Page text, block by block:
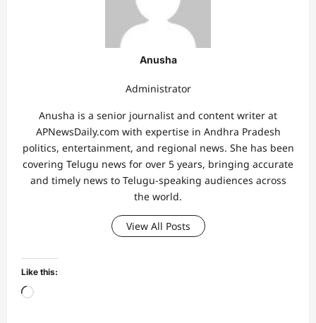
Anusha
Administrator
Anusha is a senior journalist and content writer at
APNewsDaily.com with expertise in Andhra Pradesh
politics, entertainment, and regional news. She has been
covering Telugu news for over 5 years, bringing accurate
and timely news to Telugu-speaking audiences across
the world.
View All Posts
Like this:
Loading…